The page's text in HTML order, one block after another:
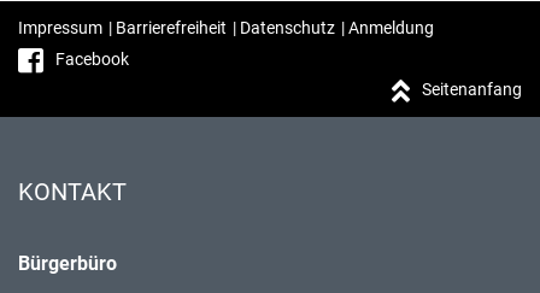
Impressum | Barrierefreiheit | Datenschutz |Anmeldung
Facebook
Seitenanfang
KONTAKT
Bürgerbüro